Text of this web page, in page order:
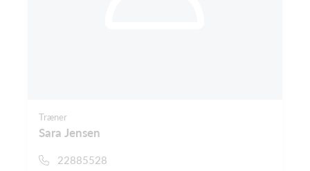
Træner
Sara Jensen
22885528